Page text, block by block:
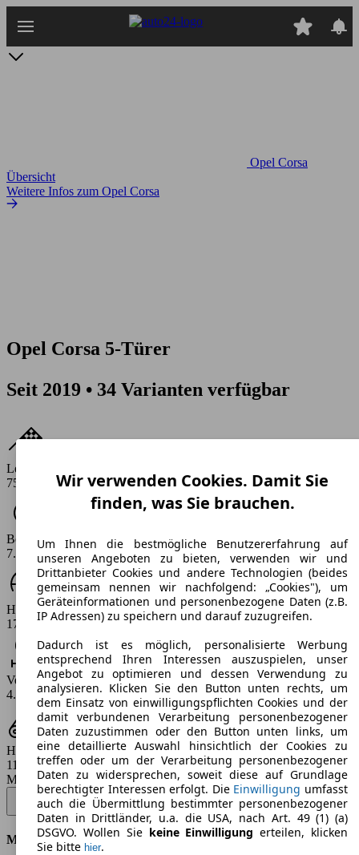
Hauptinhalt
Opel Corsa
Übersicht
Weitere Infos zum Opel Corsa
Opel Corsa 5-Türer
Seit 2019 • 34 Varianten verfügbar
Leistung
75 - 136 PS
Beschleunigung (0-100 km/h)
7.9 - 13.2 s
Höchstgeschwindigkeit (km/h)
174 - 210 km/h
Verbrauch
4.8 - 5.1 l/100km
Hubraum
1199 ccm
Modellbezeichnung:
Corsa 1.2 Direct Inj Turbo Start/Stop Automatik Edition - 74 KW (100
PS) (2022/11 - 2023/06)▼
Motor & Leistung
Wir verwenden Cookies. Damit Sie
finden, was Sie brauchen.
Um Ihnen die bestmögliche Benutzererfahrung auf
unseren Angeboten zu bieten, verwenden wir und
Drittanbieter Cookies und andere Technologien (beides
gemeinsam nennen wir nachfolgend: „Cookies"), um
Geräteinformationen und personenbezogene Daten (z.B.
IP Adressen) zu speichern und darauf zuzugreifen.
Dadurch ist es möglich, personalisierte Werbung
entsprechend Ihren Interessen auszuspielen, unser
Angebot zu optimieren und dessen Verwendung zu
analysieren. Klicken Sie den Button unten rechts, um
dem Einsatz von einwilligungspflichten Cookies und der
damit verbundenen Verarbeitung personenbezogener
Daten zuzustimmen oder den Button unten links, um
eine detaillierte Auswahl hinsichtlich der Cookies zu
treffen oder um der Verarbeitung personenbezogener
Daten zu widersprechen, soweit diese auf Grundlage
berechtigter Interessen erfolgt. Die Einwilligung umfasst
auch die Übermittlung bestimmter personenbezogener
Daten in Drittländer, u.a. die USA, nach Art. 49 (1) (a)
DSGVO. Wollen Sie keine Einwilligung erteilen, klicken
Sie bitte hier.